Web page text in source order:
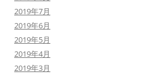
2019年7月
2019年6月
2019年5月
2019年4月
2019年3月